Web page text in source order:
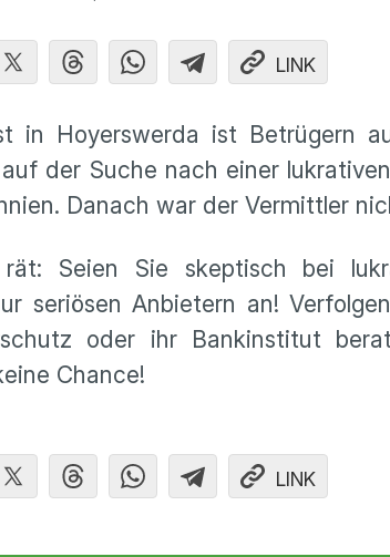
LINK
in Hoyerswerda ist Betrügern
der Suche nach einer
Danach war der Vermittler
Seien Sie skeptisch bei
seriösen Anbietern an!
oder ihr Bankinstitut
Chance!
LINK